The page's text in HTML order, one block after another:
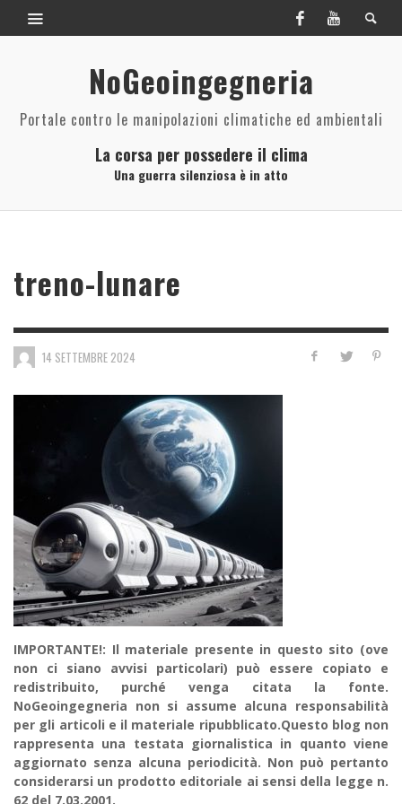
NoGeoingegneria
Portale contro le manipolazioni climatiche ed ambientali
La corsa per possedere il clima
Una guerra silenziosa è in atto
treno-lunare
14 SETTEMBRE 2024
IMPORTANTE!: Il materiale presente in questo sito (ove
non ci siano avvisi particolari) può essere copiato e
redistribuito, purché venga citata la fonte.
NoGeoingegneria non si assume alcuna responsabilità
per gli articoli e il materiale ripubblicato.Questo blog non
rappresenta una testata giornalistica in quanto viene
aggiornato senza alcuna periodicità. Non può pertanto
considerarsi un prodotto editoriale ai sensi della legge n.
62 del 7.03.2001.